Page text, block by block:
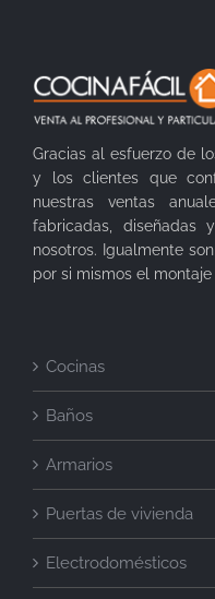
Gracias al esfuerzo de
y los clientes que
nuestras ventas
fabricadas,
nosotros. Igualmente
por si mismos el
Cocinas
Baños
Armarios
Puertas de vivienda
Electrodomésticos